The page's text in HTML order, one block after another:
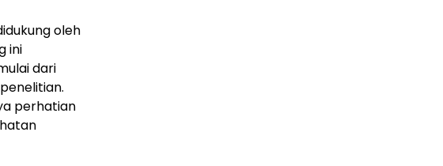
oleh
ini
dari
perhatian